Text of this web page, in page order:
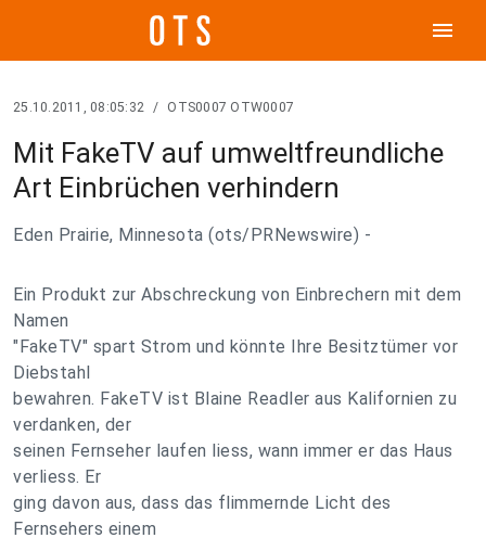
menu
25.10.2011, 08:05:32 / OTS0007 OTW0007
Mit FakeTV auf umweltfreundliche
Art Einbrüchen verhindern
Eden Prairie, Minnesota (ots/PRNewswire) -
Ein Produkt zur Abschreckung von Einbrechern mit dem
Namen
"FakeTV" spart Strom und könnte Ihre Besitztümer vor
Diebstahl
bewahren. FakeTV ist Blaine Readler aus Kalifornien zu
verdanken, der
seinen Fernseher laufen liess, wann immer er das Haus
verliess. Er
ging davon aus, dass das flimmernde Licht des
Fernsehers einem